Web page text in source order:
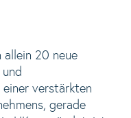
allein 20 neue
verstärkten
gerade